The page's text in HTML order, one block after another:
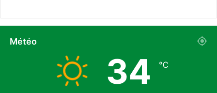
Météo
34 ℃